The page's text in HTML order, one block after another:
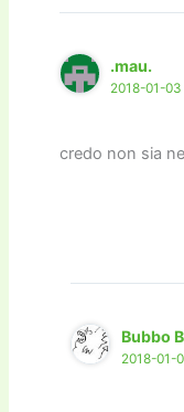
.mau.
2018-01-03
credo non sia
Bubbo
2018-01-